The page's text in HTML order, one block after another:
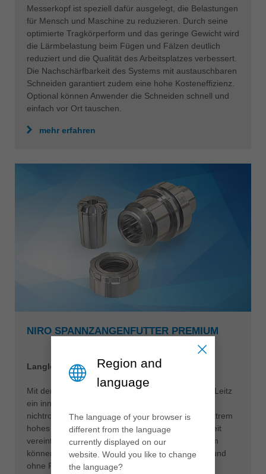
Messerkopf ist speziell dafür ausgelegt, die Belastungen
für Mensch und Maschine zu reduzieren. Durch seine
optimierte Tragkörperform und das geringe Gewicht wird
die Lärmbelastung beim Fügen und Fälzen deutlich
reduziert und die Qualität des Arbeitsplatzes verbessert.
Die Nachschärfbarkeit des Systems mit austauschbaren
Schneiden garantiert zudem eine hohe Kosteneffizienz.
Optional können Anwender die Schneiden schnell und
einfach vor Ort tauschen.
mehr erfahren
NIRO SPANNZANGENFUTTER PREMIUM
Langlebig, präzise und kraftvoll
Mit den täglichen Herausforderungen im Blick hat Leitz
ein innovatives Spannzangensystem aus
nichtrostendem Stahl (NiRo) entwickelt, das ein extrem
hohes Maß an Flexibilität mit enormer Langlebigkeit
vereint. Mit dem NiRo Spannzangenfutter Premium
können komplexe Bearbeitungsaufgaben schnell und
ohne Probleme gemeistert werden.
Region and
language
The language of your browser is
different from the language
currently displayed on our
website. Would you like to change
the language?